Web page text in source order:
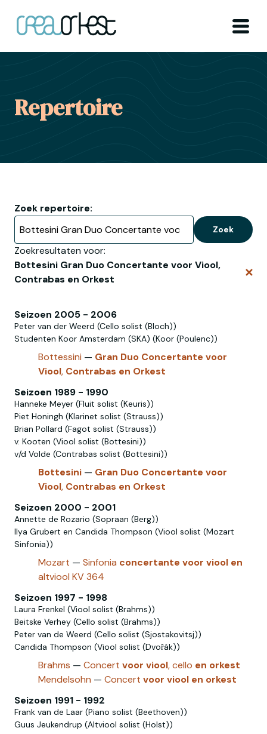
Menu
Repertoire
Zoek repertoire:
Zoek
Zoekresultaten voor:
Bottesini Gran Duo Concertante voor Viool,
Contrabas en Orkest
Seizoen 2005 - 2006
Peter van der Weerd (Cello solist (Bloch))
Studenten Koor Amsterdam (SKA) (Koor (Poulenc))
Bottessini — Gran Duo Concertante voor
Viool, Contrabas en Orkest
Seizoen 1989 - 1990
Hanneke Meyer (Fluit solist (Keuris))
Piet Honingh (Klarinet solist (Strauss))
Brian Pollard (Fagot solist (Strauss))
v. Kooten (Viool solist (Bottesini))
v/d Volde (Contrabas solist (Bottesini))
Bottesini — Gran Duo Concertante voor
Viool, Contrabas en Orkest
Seizoen 2000 - 2001
Annette de Rozario (Sopraan (Berg))
Ilya Grubert en Candida Thompson (Viool solist (Mozart
Sinfonia))
Mozart‎ — Sinfonia concertante voor viool en
altviool KV 364
Seizoen 1997 - 1998
Laura Frenkel (Viool solist (Brahms))
Beitske Verhey (Cello solist (Brahms))
Peter van de Weerd (Cello solist (Sjostakovitsj))
Candida Thompson (Viool solist (Dvořák))
Brahms — Concert voor viool, cello en orkest
Mendelsohn — Concert voor viool en orkest
Seizoen 1991 - 1992
Frank van de Laar (Piano solist (Beethoven))
Guus Jeukendrup (Altviool solist (Holst))